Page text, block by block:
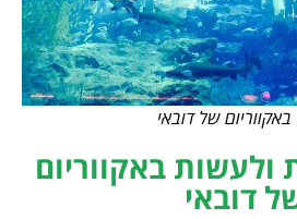
באקווריום של דובאי
באקווריום
דובאי